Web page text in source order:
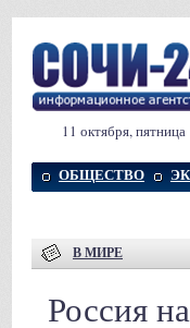
11 октября, пятница
ОБЩЕСТВО
В МИРЕ
Россия